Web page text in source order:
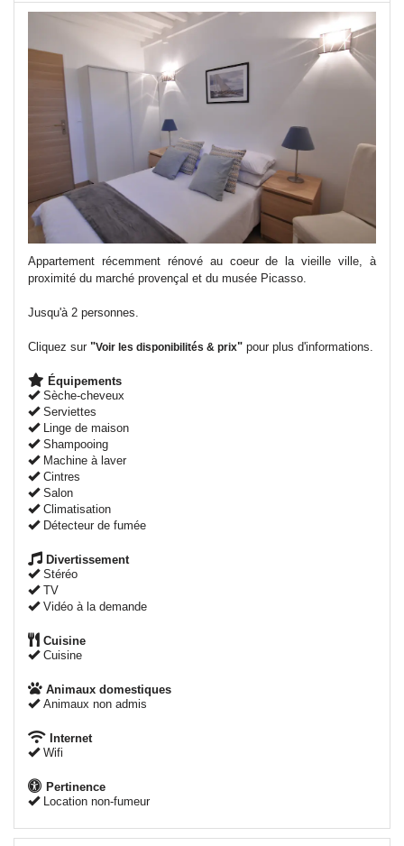
Appartement récemment rénové au coeur de la vieille ville, à
proximité du marché provençal et du musée Picasso.
Jusqu'à 2 personnes.
Cliquez sur "Voir les disponibilités & prix" pour plus d'informations.
Équipements
Sèche-cheveux
Serviettes
Linge de maison
Shampooing
Machine à laver
Cintres
Salon
Climatisation
Détecteur de fumée
Divertissement
Stéréo
TV
Vidéo à la demande
Cuisine
Cuisine
Animaux domestiques
Animaux non admis
Internet
Wifi
Pertinence
Location non-fumeur